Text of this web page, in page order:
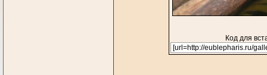
Код для